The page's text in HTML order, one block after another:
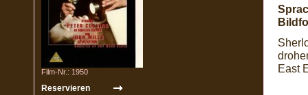
Film-Nr.: 1950
East